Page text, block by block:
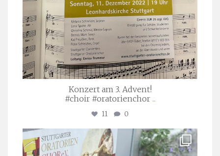
Konzert am 3. Advent!
#choir #oratorienchor ...
11 0
stuttgarter_oratorienchor
Juli 23